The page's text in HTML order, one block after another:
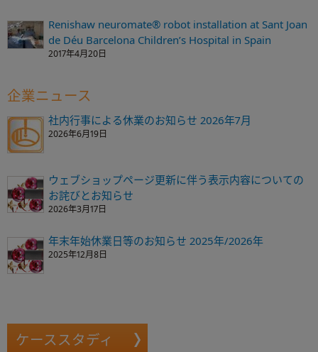
Renishaw neuromate® robot installation at Sant Joan
de Déu Barcelona Children’s Hospital in Spain
2017年4月20日
企業ニュース
社内行事による休業のお知らせ 2026年7月
2026年6月19日
ウェブショップページ更新に伴う表示内容についての
お詫びとお知らせ
2026年3月17日
年末年始休業日等のお知らせ 2025年/2026年
2025年12月8日
ケーススタディ